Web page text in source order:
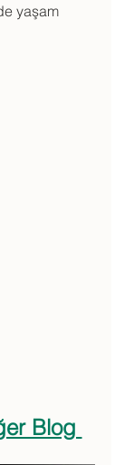
yaşam
Blog